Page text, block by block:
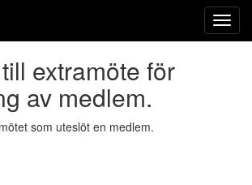
extramöte för
av medlem.
som uteslöt en medlem.